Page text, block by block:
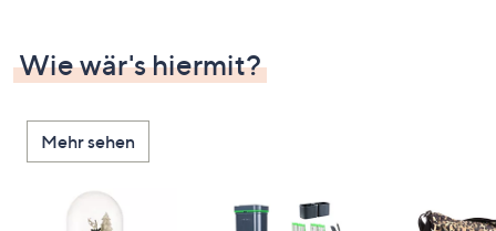
Wie wär's hiermit?
Mehr sehen